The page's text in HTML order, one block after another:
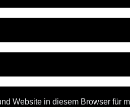
Website in diesem Browser für